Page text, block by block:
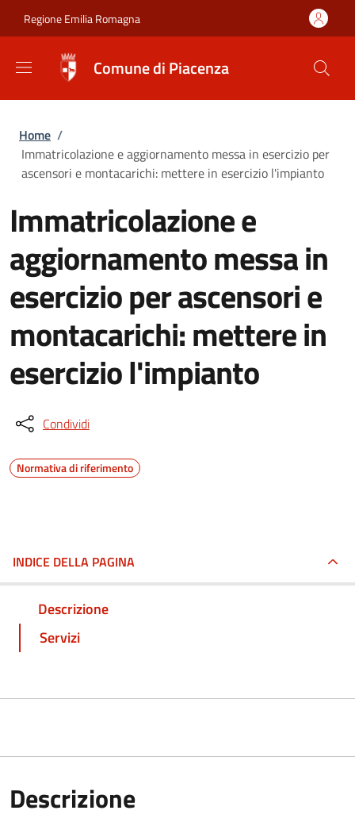
Regione Emilia Romagna
Comune di Piacenza
Briciole di pane
Home /
Immatricolazione e aggiornamento messa in esercizio per
ascensori e montacarichi: mettere in esercizio l'impianto
Immatricolazione e
aggiornamento messa in
esercizio per ascensori e
montacarichi: mettere in
esercizio l'impianto
Condividi
Normativa di riferimento
INDICE DELLA PAGINA
Descrizione
Servizi
Descrizione